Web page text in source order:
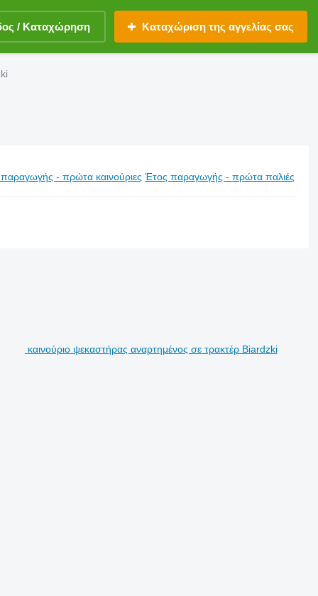
/ Καταχώρηση Καταχώριση της αγγελίας σας
- πρώτα καινούριες Έτος παραγωγής - πρώτα παλιές
καινούριο ψεκαστήρας αναρτημένος σε τρακτέρ Biardzki